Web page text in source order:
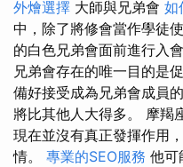
外燴選擇 大師與兄弟會 如
中，除了將修會當作學徒
的白色兄弟會面前進行入會
兄弟會存在的唯一目的是
備好接受成為兄弟會成員
將比其他人大得多。 摩羯
現在並沒有真正發揮作用
情。 專業的SEO服務 他可